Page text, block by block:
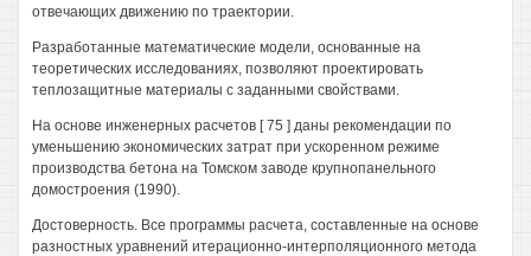
отвечающих движению по траектории.
Разработанные математические модели, основанные на
теоретических исследованиях, позволяют проектировать
теплозащитные материалы с заданными свойствами.
На основе инженерных расчетов [ 75 ] даны рекомендации по
уменьшению экономических затрат при ускоренном режиме
производства бетона на Томском заводе крупнопанельного
домостроения (1990).
Достоверность. Все программы расчета, составленные на основе
разностных уравнений итерационно-интерполяционного метода